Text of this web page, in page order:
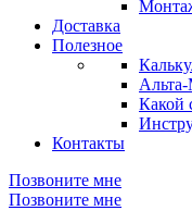
Доставка
Полезное
Какой
Контакты
Позвоните мне
Позвоните мне